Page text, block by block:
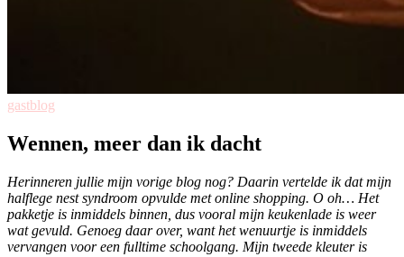
gastblog
Wennen, meer dan ik dacht
Herinneren jullie mijn vorige blog nog? Daarin vertelde ik dat mijn
halflege nest syndroom opvulde met online shopping. O oh… Het
pakketje is inmiddels binnen, dus vooral mijn keukenlade is weer
wat gevuld. Genoeg daar over, want het wenuurtje is inmiddels
vervangen voor een fulltime schoolgang. Mijn tweede kleuter is